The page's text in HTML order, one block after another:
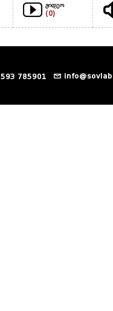
ვიდეო
(0)
593 785901